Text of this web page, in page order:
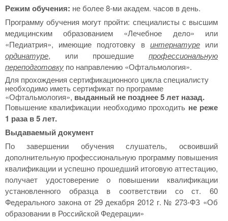
Режим обучения: не более 8-ми академ. часов в день.
Программу обучения могут пройти: специалисты с высшим
медицинским образованием «Лечебное дело» или
«Педиатрия», имеющие подготовку в интернатуреили
ординатуре, или прошедшие профессиональную
переподготовку по направлению «Офтальмология».
Для прохождения сертификационного цикла специалисту
необходимо иметь сертификат по программе
«Офтальмология», выданный не позднее 5 лет назад.
Повышение квалификации необходимо проходить не реже
1 раза в 5 лет.
Выдаваемый документ
По завершении обучения слушатель, освоивший
дополнительную профессиональную программу повышения
квалификации и успешно прошедший итоговую аттестацию,
получает удостоверение о повышении квалификации
установленного образца в соответствии со ст. 60
Федерального закона от 29 декабря 2012 г. № 273-ФЗ «Об
образовании в Российской Федерации»